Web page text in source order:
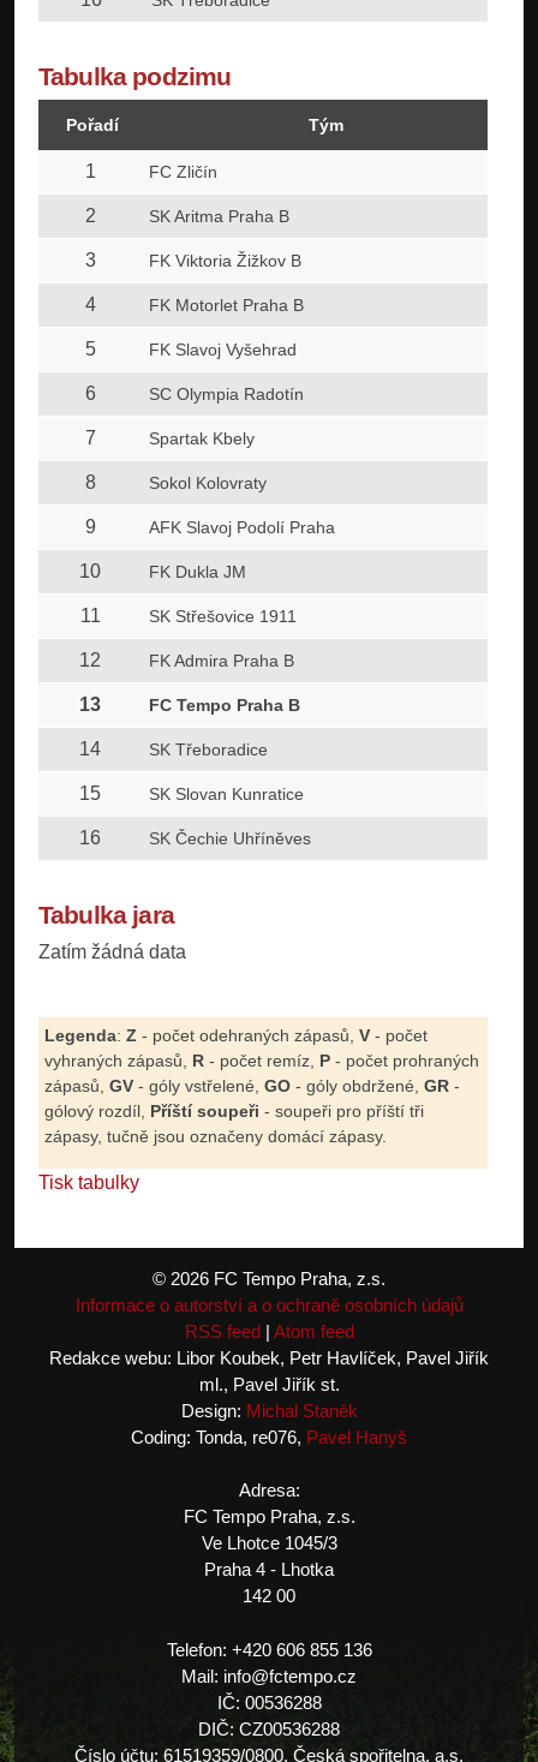
Tabulka podzimu
Pořadí Tým
1 FC Zličín
2 SK Aritma Praha B
3 FK Viktoria Žižkov B
4 FK Motorlet Praha B
5 FK Slavoj Vyšehrad
6 SC Olympia Radotín
7 Spartak Kbely
8 Sokol Kolovraty
9 AFK Slavoj Podolí Praha
10 FK Dukla JM
11 SK Střešovice 1911
12 FK Admira Praha B
13 FC Tempo Praha B
14 SK Třeboradice
15 SK Slovan Kunratice
16 SK Čechie Uhříněves
Tabulka jara
Zatím žádná data
Legenda: Z - počet odehraných zápasů, V - počet
vyhraných zápasů, R - počet remíz, P - počet prohraných
zápasů, GV - góly vstřelené, GO - góly obdržené, GR -
gólový rozdíl, Příští soupeři - soupeři pro příští tři
zápasy, tučně jsou označeny domácí zápasy.
Tisk tabulky
© 2026 FC Tempo Praha, z.s.
Informace o autorství a o ochraně osobních údajů
RSS feed| Atom feed
Redakce webu: Libor Koubek, Petr Havlíček, Pavel Jiřík
ml., Pavel Jiřík st.
Design: Michal Staněk
Coding: Tonda, re076, Pavel Hanyš
Adresa:
FC Tempo Praha, z.s.
Ve Lhotce 1045/3
Praha 4 - Lhotka
142 00
Telefon: +420 606 855 136
Mail: info@fctempo.cz
IČ: 00536288
DIČ: CZ00536288
Číslo účtu: 61519359/0800, Česká spořitelna, a.s.